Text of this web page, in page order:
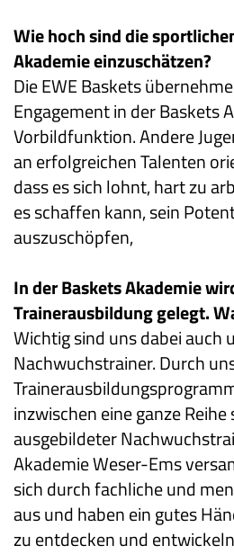
Wie hoch sind die
Akademie einzuschätzen?
Die EWE Baskets
Engagement in der Baskets
Vorbildfunktion. Andere
an erfolgreichen Talenten
dass es sich lohnt, hart zu
es schaffen kann, sein
auszuschöpfen,
In der Baskets Akademie
Trainerausbildung gelegt.
Wichtig sind uns dabei auch
Nachwuchstrainer. Durch
inzwischen eine ganze
ausgebildeter
Akademie Weser-Ems
sich durch fachliche und
aus und haben ein gutes
zu entdecken und